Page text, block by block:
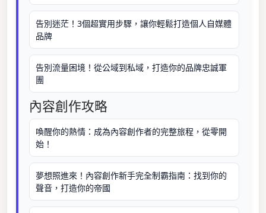
告別迷茫！3個超實用步驟，讓你輕鬆打造個人自媒體
品牌
告別流量困境！從公域到私域，打造你的品牌忠誠軍
團
內容創作攻略
喚醒你的熱情：成為內容創作者的完整旅程，從零開
始！
夢想照進來！內容創作新手完全制霸指南：找到你的
聲音，打造你的帝國